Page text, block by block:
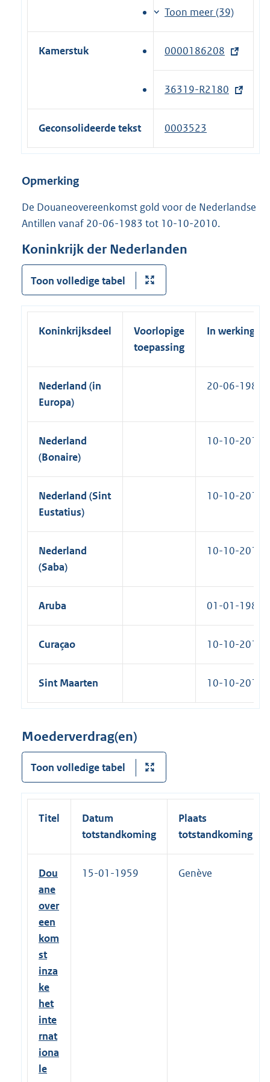
)
l
k
n
e
l
k
n
e
l
)
Toon meer (39)
Kamerstuk 0000186208
e
x
n
n
36319-R2180
e
e
e
Geconsolideerde tekst 0003523
Opmerking
De Douaneovereenkomst gold voor de Nederlandse
Antillen vanaf 20-06-1983 tot 10-10-2010.
Koninkrijk der Nederlanden
Toon volledige tabel
Koninkrijksdeel
Voorlopige
toepassing
In werking
Nederland (in
Europa)
20-06-1983
Nederland
(Bonaire)
10-10-2010
Nederland (Sint
Eustatius)
10-10-2010
Nederland
(Saba)
10-10-2010
Aruba 01-01-1986
Curaçao 10-10-2010
Sint Maarten 10-10-2010
Moederverdrag(en)
Toon volledige tabel
Titel
Datum
totstandkoming
Plaats
totstandkoming
Dou
ane
over
een
kom
st
inza
ke
het
inte
rnat
iona
le
15-01-1959 Genève